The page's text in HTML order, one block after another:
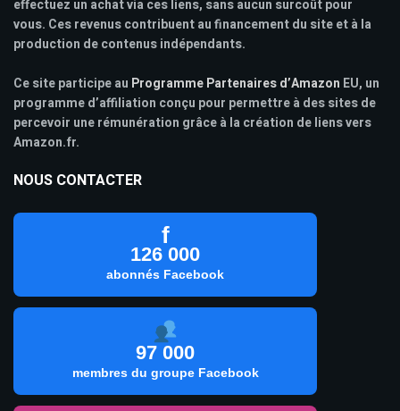
effectuez un achat via ces liens, sans aucun surcoût pour
vous. Ces revenus contribuent au financement du site et à la
production de contenus indépendants.
Ce site participe au Programme Partenaires d’Amazon EU, un
programme d’affiliation conçu pour permettre à des sites de
percevoir une rémunération grâce à la création de liens vers
Amazon.fr.
NOUS CONTACTER
f
126 000
abonnés Facebook
97 000
membres du groupe Facebook